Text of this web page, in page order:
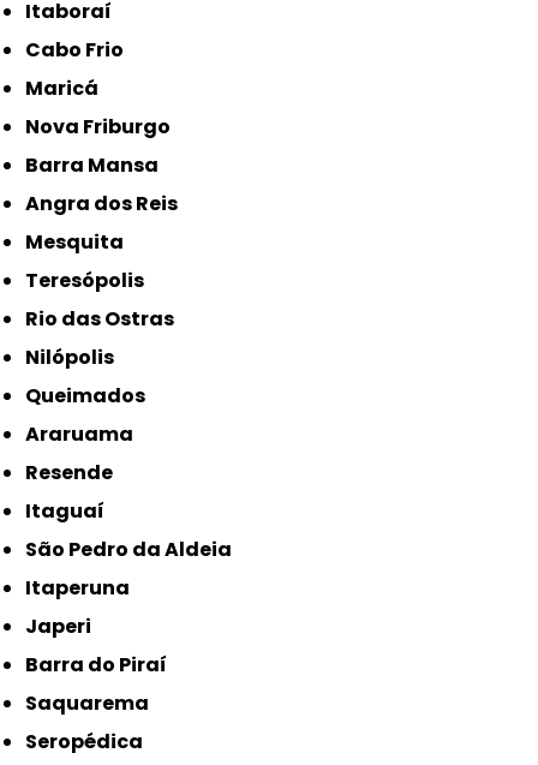
Itaboraí
Cabo Frio
Maricá
Nova Friburgo
Barra Mansa
Angra dos Reis
Mesquita
Teresópolis
Rio das Ostras
Nilópolis
Queimados
Araruama
Resende
Itaguaí
São Pedro da Aldeia
Itaperuna
Japeri
Barra do Piraí
Saquarema
Seropédica